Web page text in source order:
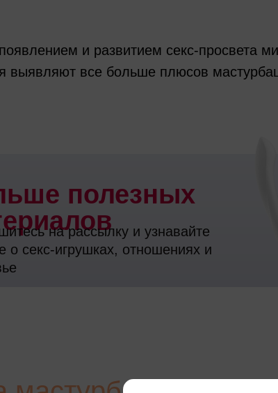
и развитием секс-просвета
выявляют все больше плюсов
полезных
на рассылку и узнавайте
о секс-игрушках, отношениях и